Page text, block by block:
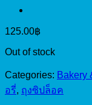
125.00฿
Out of stock
Categories: Bakery
อรี่, ถุงซิปล็อค